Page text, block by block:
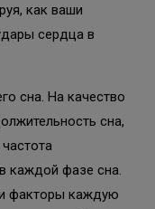
как ваши
сердца в
сна. На качество
сна,
каждой фазе сна.
факторы каждую